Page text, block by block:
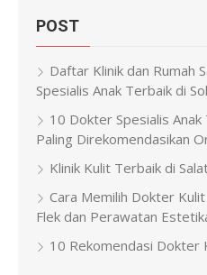
POST
Daftar Klinik dan Rumah
Spesialis Anak Terbaik di
10 Dokter Spesialis
Paling Direkomendasikan
Klinik Kulit Terbaik di
Cara Memilih Dokter
Flek dan Perawatan
10 Rekomendasi Dokter